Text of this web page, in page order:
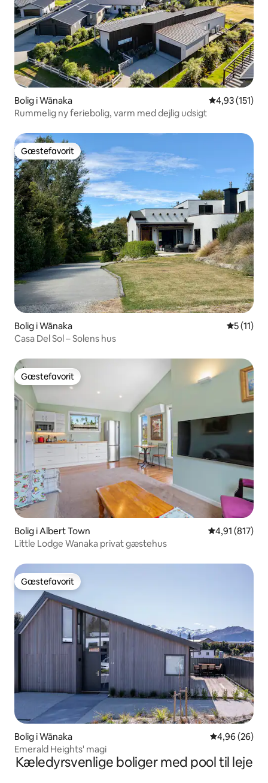
Bolig i Wānaka 4,93 ud af 5 i
4,93 (151)
Rummelig ny feriebolig, varm med dejlig udsigt
Gæstefavorit
Gæstefavorit
Bolig i Wānaka 5 ud af 5
5 (11)
Casa Del Sol – Solens hus
Gæstefavorit
Gæstefavorit
Bolig i Albert Town 4,91 ud af 5 i
4,91 (817)
Little Lodge Wanaka privat gæstehus
Gæstefavorit
Gæstefavorit
Bolig i Wānaka 4,96 ud af 5 i
4,96 (26)
Emerald Heights' magi
Kæledyrsvenlige boliger med pool til leje